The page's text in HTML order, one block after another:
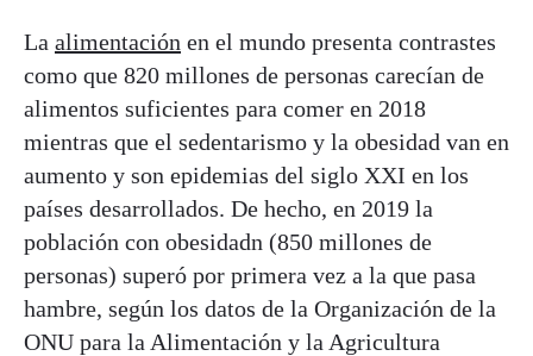
La alimentación en el mundo presenta contrastes
como que 820 millones de personas carecían de
alimentos suficientes para comer en 2018
mientras que el sedentarismo y la obesidad van en
aumento y son epidemias del siglo XXI en los
países desarrollados. De hecho, en 2019 la
población con obesidadn (850 millones de
personas) superó por primera vez a la que pasa
hambre, según los datos de la Organización de la
ONU para la Alimentación y la Agricultura